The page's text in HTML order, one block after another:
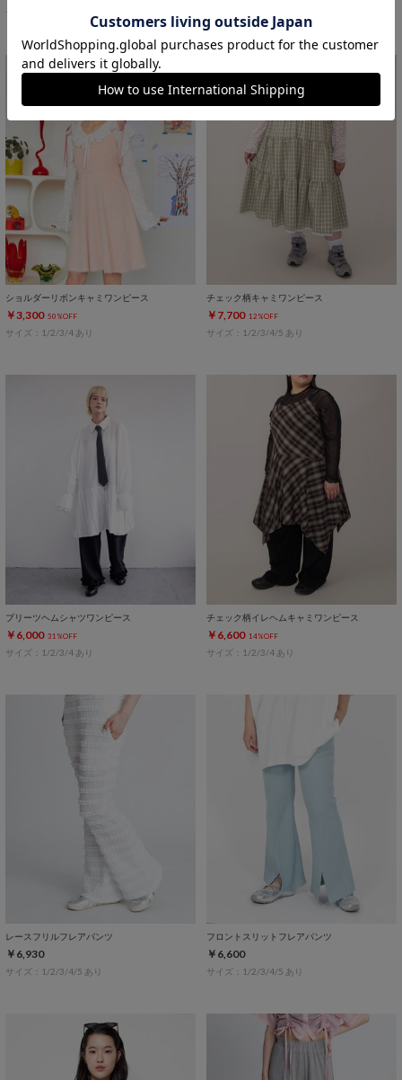
サイズ：1 あり
ショルダーリボンキャミワンピース
￥3,300 50%OFF
サイズ：1/2/3/4 あり
チェック柄キャミワンピース
￥7,700 12%OFF
サイズ：1/2/3/4/5 あり
プリーツヘムシャツワンピース
￥6,000 31%OFF
サイズ：1/2/3/4 あり
チェック柄イレヘムキャミワンピース
￥6,600 14%OFF
サイズ：1/2/3/4 あり
レースフリルフレアパンツ
￥6,930
サイズ：1/2/3/4/5 あり
フロントスリットフレアパンツ
￥6,600
サイズ：1/2/3/4/5 あり